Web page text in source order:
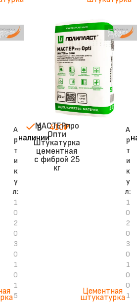
А
р
т
и
к
у
л:
1
0
2
0
3
0
1
0
1
5
В
наличии
410₽
МАСТЕРпро
Опти
Штукатурка
цементная
с фиброй 25
кг
Цементная
штукатурка
А
р
т
и
к
у
л:
1
0
2
0
3
0
1
0
0
1